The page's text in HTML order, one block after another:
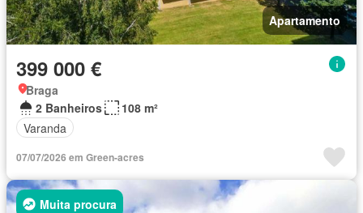
Apartamento
399 000 €
Braga
2 Banheiros
108 m²
Varanda
07/07/2026 em Green-acres
Muita procura